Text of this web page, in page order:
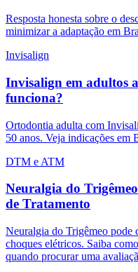
Resposta honesta sobre o
minimizar a adaptação em
Invisalign
Invisalign em adultos
funciona?
Ortodontia adulta com
50 anos. Veja indicações em
DTM e ATM
Neuralgia do
de Tratamento
Neuralgia do Trigêmeo pode
choques elétricos. Saiba
quando procurar uma